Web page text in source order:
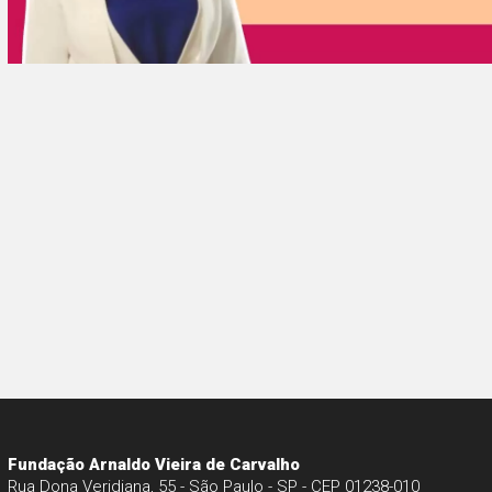
Fundação Arnaldo Vieira de Carvalho
Rua Dona Veridiana, 55 - São Paulo - SP - CEP 01238-010